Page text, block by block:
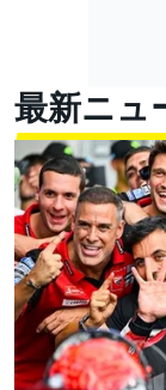
最新ニュ